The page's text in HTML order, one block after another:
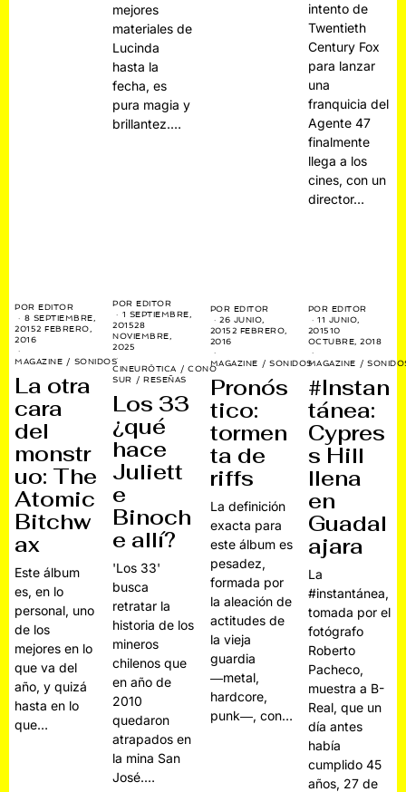
mejores
materiales de
Lucinda
hasta la
fecha, es
pura magia y
brillantez.…
intento de
Twentieth
Century Fox
para lanzar
una
franquicia del
Agente 47
finalmente
llega a los
cines, con un
director…
POREDITOR
8 SEPTIEMBRE,
20152 FEBRERO,
2016
MAGAZINE / SONIDOS
La otra
cara
del
monstr
uo: The
Atomic
Bitchw
ax
Este álbum
es, en lo
personal, uno
de los
mejores en lo
que va del
año, y quizá
hasta en lo
que…
POREDITOR
1 SEPTIEMBRE,
201528
NOVIEMBRE,
2025
CINEURÓTICA / CONO
SUR / RESEÑAS
Los 33
¿qué
hace
Juliett
e
Binoch
e allí?
'Los 33'
busca
retratar la
historia de los
mineros
chilenos que
en año de
2010
quedaron
atrapados en
la mina San
José.…
POR EDITOR
26 JUNIO,
2015 2 FEBRERO,
2016
MAGAZINE / SONIDOS
Pronós
tico:
tormen
ta de
riffs
La definición
exacta para
este álbum es
pesadez,
formada por
la aleación de
actitudes de
la vieja
guardia
―metal,
hardcore,
punk―, con…
POR EDITOR
11 JUNIO,
2015 10
OCTUBRE, 2018
MAGAZINE /
#Instan
tánea:
Cypres
s Hill
llena
en
Guadal
ajara
La
#instantánea,
tomada por el
fotógrafo
Roberto
Pacheco,
muestra a ‎B-
Real, que un
día antes
había
cumplido 45
años, 27 de